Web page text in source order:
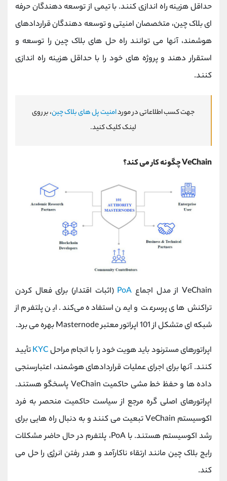
حداقل هزینه راه اندازی کنند. با تیمی از توسعه دهندگان حرفه
ای بلاک چین، متخصصان امنیتی و توسعه دهندگان قراردادهای
هوشمند، آنها می توانند راه حل های بلاک چین را توسعه و
استقرار دهند و پروژه های خود را با حداقل هزینه راه اندازی
کنند.
جهت کسب اطلاعاتی در موردامنیت پل های بلاک چین، بر روی
لینک کلیک کنید.
VeChain چگونه کار می کند؟
VeChain از مدل اجماع PoA (اثبات اقتدار) برای فعال کردن
تراکنش‌ های پرسرعت و ایمن استفاده می‌کند. این پلتفرم از
شبکه ای متشکل از 101 اپراتور معتبر Masternode بهره می برد.
اپراتورهای مسترنود باید هویت خود را با انجام مراحلKYCتأیید
کنند. آنها برای اجرای عملیات قراردادهای هوشمند، اعتبارسنجی
داده ها و حفظ خط مشی حاکمیت VeChain پاسخگو هستند.
اپراتورهای اصلی گره مرجع از سیاست حاکمیت منحصر به فرد
اکوسیستم VeChain تبعیت می کنند و به دنبال راه هایی برای
رشد اکوسیستم هستند. با PoA، پلتفرم در حال حاضر مشکلات
رایج بلاک چین مانند ارتقاء ناکارآمد و هدر رفتن انرژی را حل می
کند.